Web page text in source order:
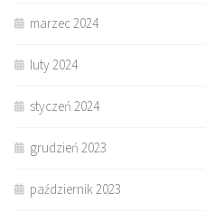
marzec 2024
luty 2024
styczeń 2024
grudzień 2023
październik 2023